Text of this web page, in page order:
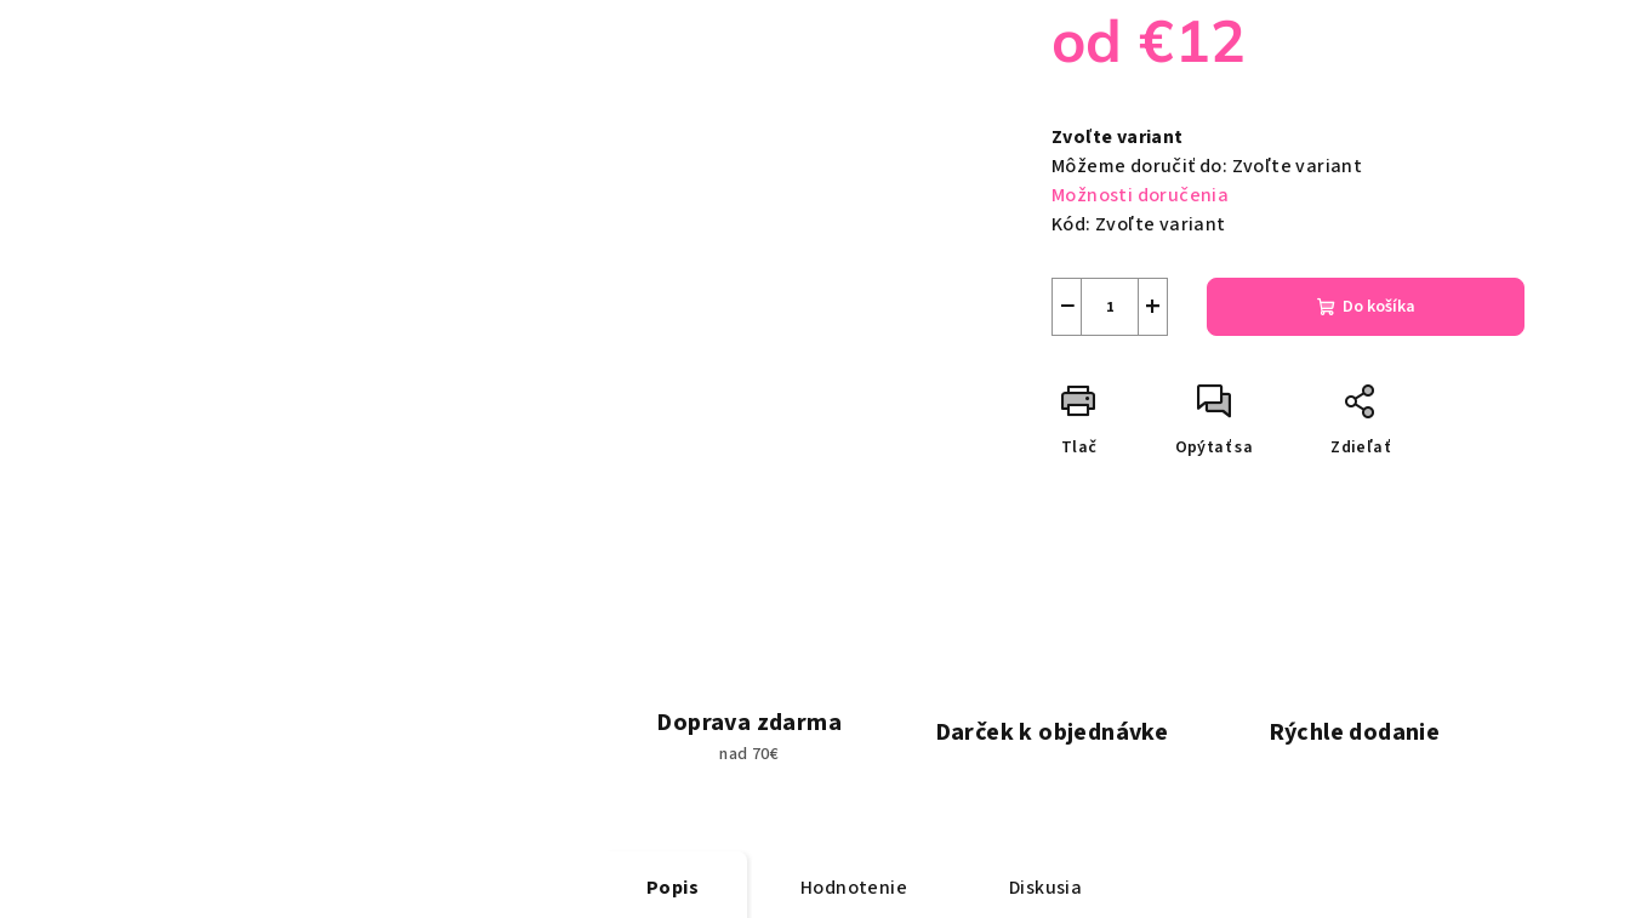
od €12
cena:
Zvoľte variant
Môžeme doručiť do: Zvoľte variant
Možnosti doručenia
Kód: Zvoľte variant
+
− Do košíka
Tlač Opýtať sa Zdieľať
Doprava zdarma
nad 70€
Darček k objednávke Rýchle dodanie
Popis Hodnotenie Diskusia